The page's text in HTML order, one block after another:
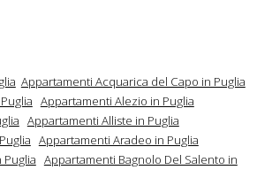
Appartamenti Acquarica del Capo in Puglia
Appartamenti Alezio in Puglia
Appartamenti Alliste in Puglia
Appartamenti Aradeo in Puglia
Appartamenti Bagnolo Del Salento in